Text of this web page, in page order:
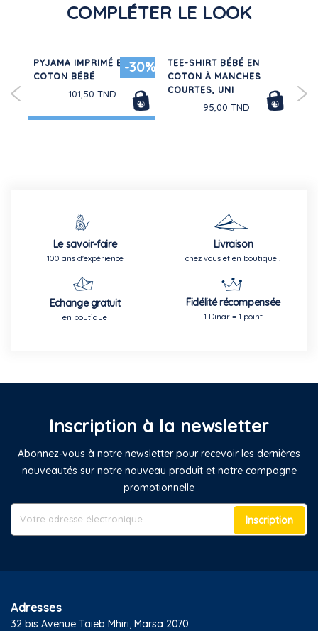
COMPLÉTER LE LOOK
-30%
PYJAMA IMPRIMÉ EN
COTON BÉBÉ
101,50 TND
TEE-SHIRT BÉBÉ EN
COTON À MANCHES
COURTES, UNI
95,00 TND
Le savoir-faire
100 ans d'expérience
Livraison
chez vous et en boutique !
Echange gratuit
en boutique
Fidélité récompensée
1 Dinar = 1 point
Inscription à la newsletter
Abonnez-vous à notre newsletter pour recevoir les dernières
nouveautés sur notre nouveau produit et notre campagne
promotionnelle
Inscription
Adresses
32 bis Avenue Taieb Mhiri, Marsa 2070